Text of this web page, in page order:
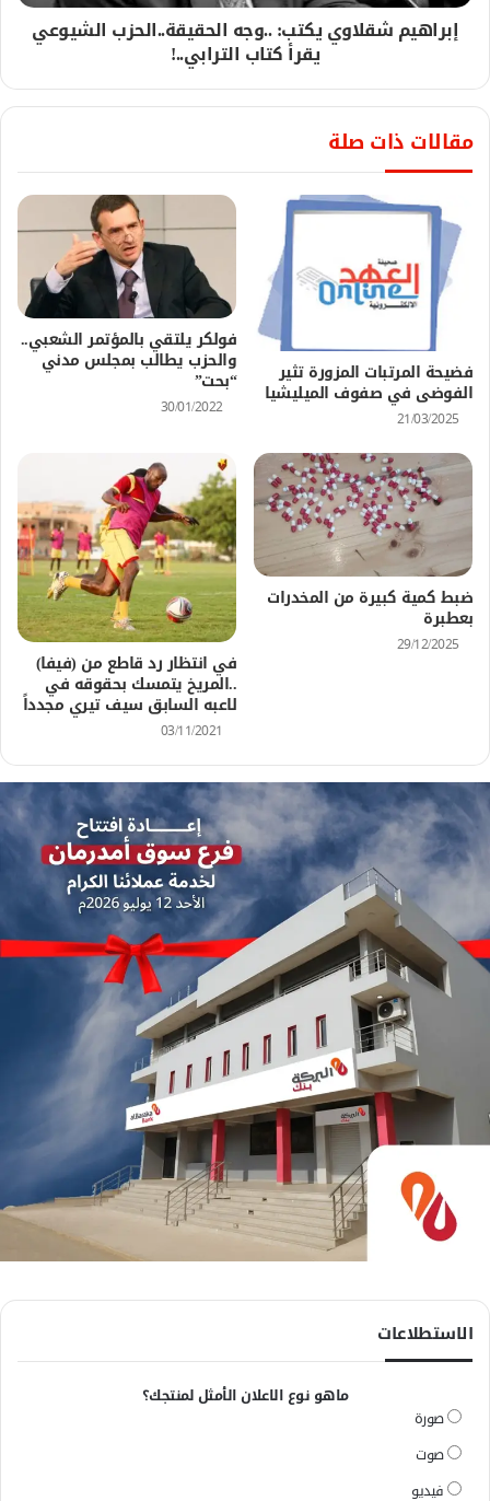
إبراهيم شقلاوي يكتب: ..وجه الحقيقة..الحزب الشيوعي
يقرأ كتاب الترابي..!
مقالات ذات صلة
فضيحة المرتبات المزورة تثير
الفوضى في صفوف الميليشيا
21/03/2025
فولكر يلتقي بالمؤتمر الشعبي..
والحزب يطالب بمجلس مدني
“بحت”
30/01/2022
ضبط كمية كبيرة من المخدرات
بعطبرة
29/12/2025
في انتظار رد قاطع من (فيفا)
..المريخ يتمسك بحقوقه في
لاعبه السابق سيف تيري مجدداً
03/11/2021
الاستطلاعات
ماهو نوع الاعلان الأمثل لمنتجك؟
صورة
صوت
فيديو